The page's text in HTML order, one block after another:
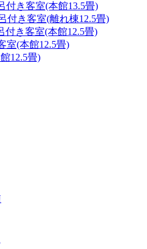
付き客室(本館13.5畳)
付き客室(離れ棟12.5畳)
付き客室(本館12.5畳)
室(本館12.5畳)
12.5畳)